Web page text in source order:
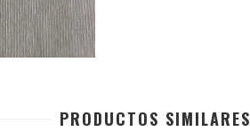
PRODUCTOS SIMILARES